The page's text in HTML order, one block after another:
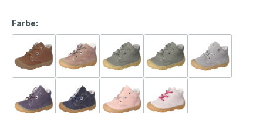
Farbe: